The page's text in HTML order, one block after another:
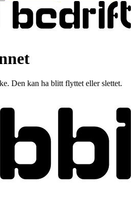
Den kan ha blitt flyttet eller slettet.